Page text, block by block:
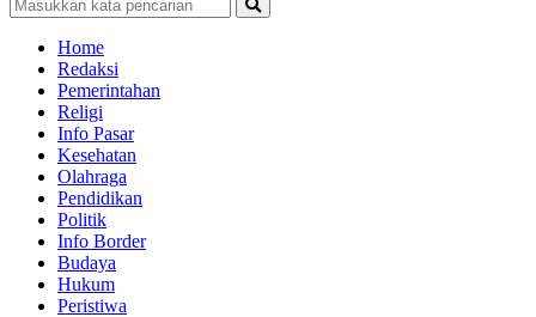
Home
Redaksi
Pemerintahan
Religi
Info Pasar
Kesehatan
Olahraga
Pendidikan
Politik
Info Border
Budaya
Hukum
Peristiwa